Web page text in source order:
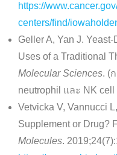
https://
centers/find/
Geller A, Yan J.
Uses of a Traditional
Molecular Sciences. (
neutrophil และ NK
Vetvicka V, Vannucci
Supplement or Drug?
Molecules.